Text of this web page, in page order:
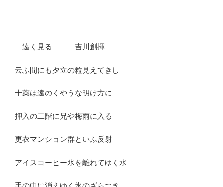
遠く見る 吉川創揮
云ふ間にも夕立の粒見えてきし
十薬は遠のくやうな明け方に
押入の二階に兄や梅雨に入る
更衣マンション群といふ反射
アイスコーヒー氷を離れてゆく水